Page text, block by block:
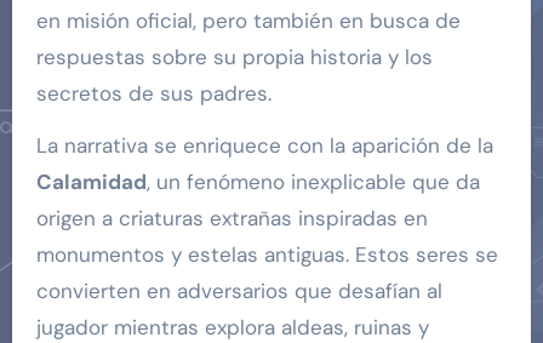
en misión oficial, pero también en busca de
respuestas sobre su propia historia y los
secretos de sus padres.
La narrativa se enriquece con la aparición de la
Calamidad, un fenómeno inexplicable que da
origen a criaturas extrañas inspiradas en
monumentos y estelas antiguas. Estos seres se
convierten en adversarios que desafían al
jugador mientras explora aldeas, ruinas y